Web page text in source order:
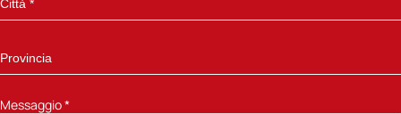
Messaggio*